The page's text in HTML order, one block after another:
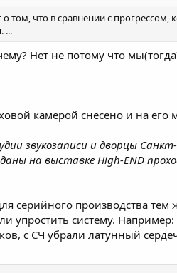
том, что в сравнении с прогрессом,
...
Нет не потому что
камерой снесено и на его
звукозаписи и дворцы
на выставке High-END
серийного производства
упростить систему.
с СЧ убрали латунный